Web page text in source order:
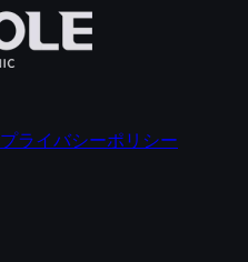
プライバシーポリシー